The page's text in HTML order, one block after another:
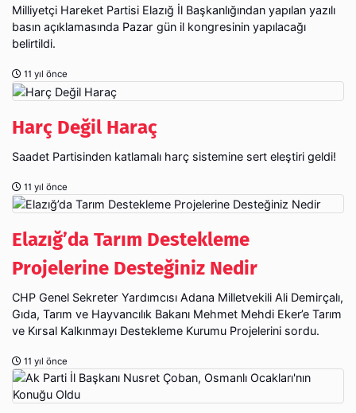
Milliyetçi Hareket Partisi Elazığ İl Başkanlığından yapılan yazılı
basın açıklamasında Pazar gün il kongresinin yapılacağı
belirtildi.
11 yıl önce
Harç Değil Haraç
Saadet Partisinden katlamalı harç sistemine sert eleştiri geldi!
11 yıl önce
Elazığ’da Tarım Destekleme
Projelerine Desteğiniz Nedir
CHP Genel Sekreter Yardımcısı Adana Milletvekili Ali Demirçalı,
Gıda, Tarım ve Hayvancılık Bakanı Mehmet Mehdi Eker’e Tarım
ve Kırsal Kalkınmayı Destekleme Kurumu Projelerini sordu.
11 yıl önce